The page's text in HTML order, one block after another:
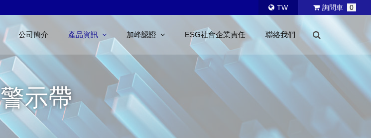
詢問車 0
TW
公司簡介 產品資訊 加峰認證 ESG社會企業責任 聯絡我們
警示帶